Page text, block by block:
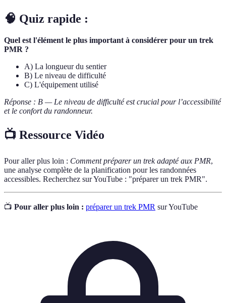
🧠 Quiz rapide :
Quel est l'élément le plus important à considérer pour un trek
PMR ?
A) La longueur du sentier
B) Le niveau de difficulté
C) L'équipement utilisé
Réponse : B — Le niveau de difficulté est crucial pour l’accessibilité
et le confort du randonneur.
📺 Ressource Vidéo
Pour aller plus loin : Comment préparer un trek adapté aux PMR,
une analyse complète de la planification pour les randonnées
accessibles. Recherchez sur YouTube : "préparer un trek PMR".
📺 Pour aller plus loin : préparer un trek PMR sur YouTube